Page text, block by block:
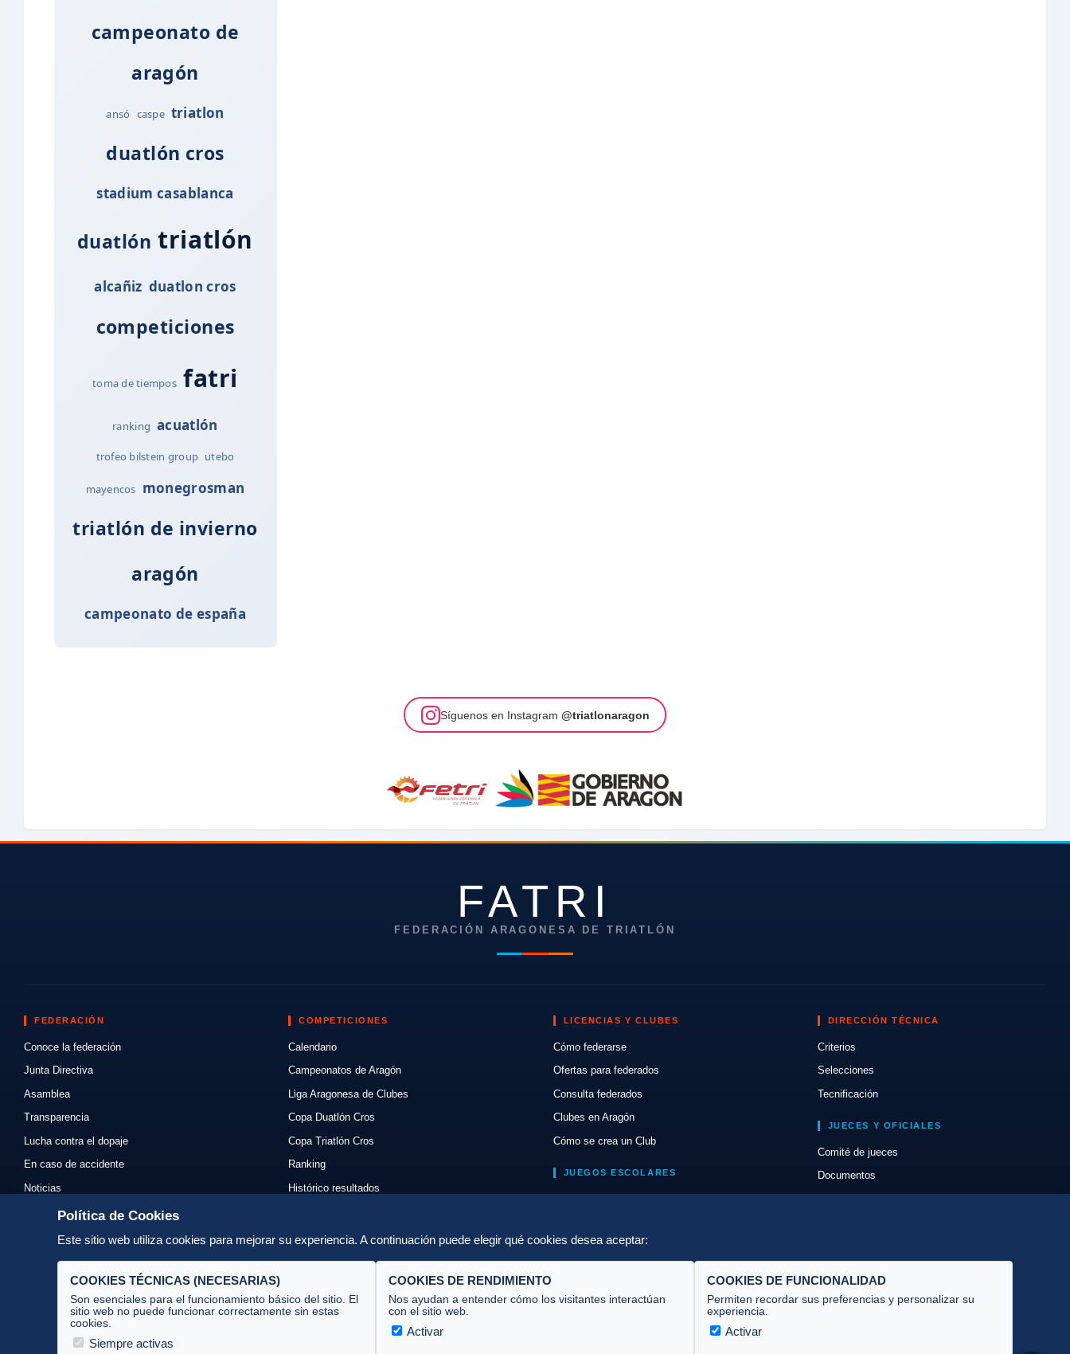
campeonato de
aragón
ansó caspe triatlon
duatlón cros
stadium casablanca
duatlón triatlón
alcañiz duatlon cros
competiciones
toma de tiempos fatri
ranking acuatlón
trofeo bilstein group utebo
mayencos monegrosman
triatlón de invierno
aragón
campeonato de españa
Síguenos en Instagram @triatlonaragon
FATRI
FEDERACIÓN ARAGONESA DE TRIATLÓN
FEDERACIÓN
Conoce la federación
Junta Directiva
Asamblea
Transparencia
Lucha contra el dopaje
En caso de accidente
Noticias
Eventos
Enlaces
Contacto
COMPETICIONES
Calendario
Campeonatos de Aragón
Liga Aragonesa de Clubes
Copa Duatlón Cros
Copa Triatlón Cros
Ranking
Histórico resultados
Normativas
Organizadores
LICENCIAS Y CLUBES
Cómo federarse
Ofertas para federados
Consulta federados
Clubes en Aragón
Cómo se crea un Club
JUEGOS ESCOLARES
DIRECCIÓN TÉCNICA
Criterios
Selecciones
Tecnificación
JUECES Y OFICIALES
Comité de jueces
Documentos
Av. José Atarés 101, semisótano. 50018 Zaragoza
976 516 083 ·federacion@triatlonaragon.org
Política de Cookies
Este sitio web utiliza cookies para mejorar su experiencia. A continuación puede elegir qué cookies desea aceptar:
COOKIES TÉCNICAS (NECESARIAS)
Son esenciales para el funcionamiento básico del sitio. El
sitio web no puede funcionar correctamente sin estas
cookies.
Siempre activas
COOKIES DE RENDIMIENTO
Nos ayudan a entender cómo los visitantes interactúan
con el sitio web.
Activar
COOKIES DE FUNCIONALIDAD
Permiten recordar sus preferencias y personalizar su
experiencia.
Activar